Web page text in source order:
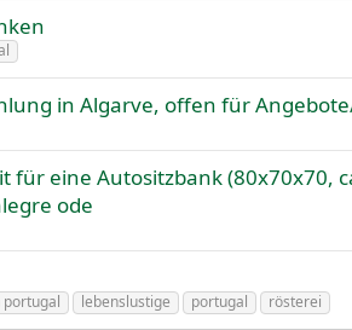
in Algarve, offen für
eine Autositzbank (80x70x70,
ode
portugal lebenslustige portugal rösterei